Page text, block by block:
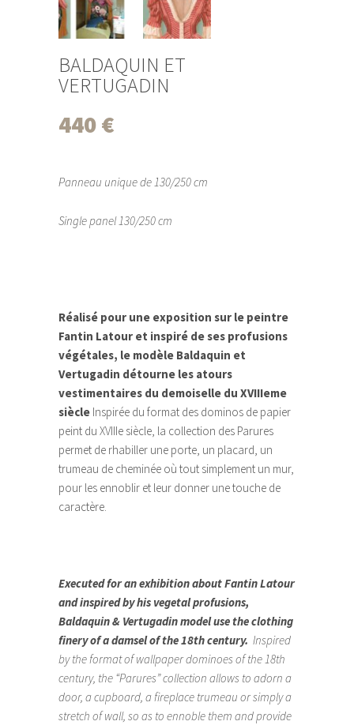
BALDAQUIN ET
VERTUGADIN
440€
Panneau unique de 130/250 cm
Single panel 130/250 cm
Réalisé pour une exposition sur le peintre
Fantin Latour et inspiré de ses profusions
végétales, le modèle Baldaquin et
Vertugadin détourne les atours
vestimentaires du demoiselle du XVIIIeme
siècle Inspirée du format des dominos de papier
peint du XVIIIe siècle, la collection des Parures
permet de rhabiller une porte, un placard, un
trumeau de cheminée où tout simplement un mur,
pour les ennoblir et leur donner une touche de
caractère.
Executed for an exhibition about Fantin Latour
and inspired by his vegetal profusions,
Baldaquin & Vertugadin model use the clothing
finery of a damsel of the 18th century. Inspired
by the format of wallpaper dominoes of the 18th
century, the “Parures” collection allows to adorn a
door, a cupboard, a fireplace trumeau or simply a
stretch of wall, so as to ennoble them and provide